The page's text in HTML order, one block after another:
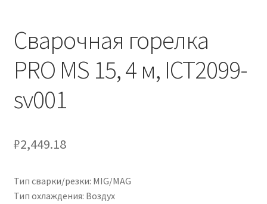
Сварочная горелка
PRO MS 15, 4 м, ICT2099-
sv001
₽2,449.18
Тип сварки/резки: MIG/MAG
Тип охлаждения: Воздух